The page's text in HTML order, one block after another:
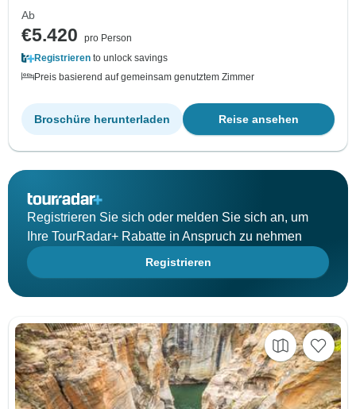
Ab
€5.420
pro Person
Registrieren to unlock savings
Preis basierend auf gemeinsam genutztem Zimmer
Reise ansehen
Broschüre herunterladen
Registrieren Sie sich oder melden Sie sich an, um
Ihre TourRadar+ Rabatte in Anspruch zu nehmen
Registrieren